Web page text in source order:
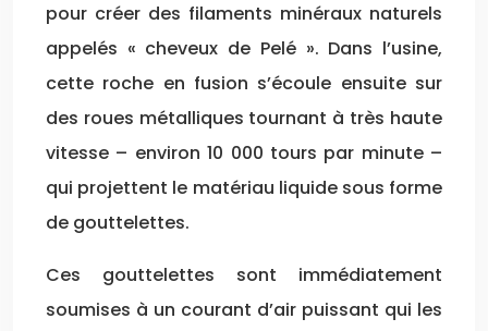
pour créer des filaments minéraux naturels
appelés « cheveux de Pelé ». Dans l’usine,
cette roche en fusion s’écoule ensuite sur
des roues métalliques tournant à très haute
vitesse – environ 10 000 tours par minute –
qui projettent le matériau liquide sous forme
de gouttelettes.
Ces gouttelettes sont immédiatement
soumises à un courant d’air puissant qui les